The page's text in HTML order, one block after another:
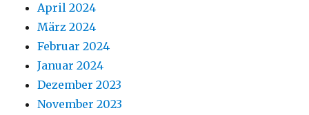
April 2024
März 2024
Februar 2024
Januar 2024
Dezember 2023
November 2023